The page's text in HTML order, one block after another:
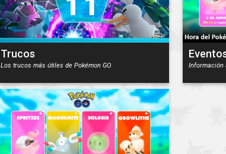
Trucos
Los trucos más útiles de Pokémon GO. Información